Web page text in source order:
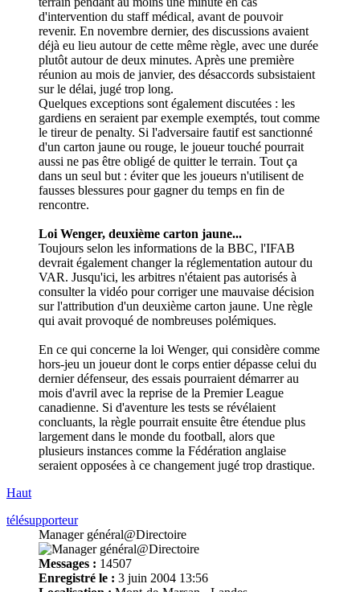
d'intervention du staff médical, avant de pouvoir
revenir. En novembre dernier, des discussions avaient
déjà eu lieu autour de cette même règle, avec une durée
plutôt autour de deux minutes. Après une première
réunion au mois de janvier, des désaccords subsistaient
sur le délai, jugé trop long.
Quelques exceptions sont également discutées : les
gardiens en seraient par exemple exemptés, tout comme
le tireur de penalty. Si l'adversaire fautif est sanctionné
d'un carton jaune ou rouge, le joueur touché pourrait
aussi ne pas être obligé de quitter le terrain. Tout ça
dans un seul but : éviter que les joueurs n'utilisent de
fausses blessures pour gagner du temps en fin de
rencontre.
Loi Wenger, deuxième carton jaune...
Toujours selon les informations de la BBC, l'IFAB
devrait également changer la réglementation autour du
VAR. Jusqu'ici, les arbitres n'étaient pas autorisés à
consulter la vidéo pour corriger une mauvaise décision
sur l'attribution d'un deuxième carton jaune. Une règle
qui avait provoqué de nombreuses polémiques.
En ce qui concerne la loi Wenger, qui considère comme
hors-jeu un joueur dont le corps entier dépasse celui du
dernier défenseur, des essais pourraient démarrer au
mois d'avril avec la reprise de la Premier League
canadienne. Si d'aventure les tests se révélaient
concluants, la règle pourrait ensuite être étendue plus
largement dans le monde du football, alors que
plusieurs instances comme la Fédération anglaise
seraient opposées à ce changement jugé trop drastique.
Haut
télésupporteur
Manager général@Directoire
Messages : 14507
Enregistré le : 3 juin 2004 13:56